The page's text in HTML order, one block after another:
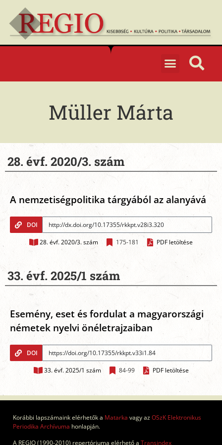
Müller Márta
28. évf. 2020/3. szám
A nemzetiségpolitika tárgyából az alanyává
DOI
28. évf. 2020/3. szám 175-181 PDF letöltése
33. évf. 2025/1 szám
Esemény, eset és fordulat a magyarországi
németek nyelvi önéletrajzaiban
DOI
33. évf. 2025/1 szám 84-99 PDF letöltése
Korábbi lapszámaink elérhetők a Matarka vagy azOSzK Elektronikus
Periodika Archívuma honlapján.
A REGIO (1990-2010) repertóriuma elérhető a Transindex